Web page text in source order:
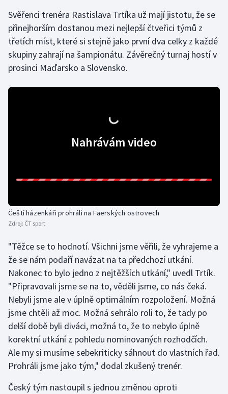
Házená
Jezdectví
Judo
Motorsport
Olympijské hry
Plavání
Plážový volejbal
Ragby
Rychlobruslení
Rychlostní kanoistika
Svěřenci trenéra Rastislava Trtíka už mají jistotu, že se
přinejhorším dostanou mezi nejlepší čtveřici týmů z
třetích míst, které si stejně jako první dva celky z každé
skupiny zahrají na šampionátu. Závěrečný turnaj hostí v
prosinci Maďarsko a Slovensko.
Nahrávám video
Čeští házenkáři prohráli na Faerských ostrovech
Zdroj: ČT sport
"Těžce se to hodnotí. Všichni jsme věřili, že vyhrajeme a
že se nám podaří navázat na ta předchozí utkání.
Nakonec to bylo jedno z nejtěžších utkání," uvedl Trtík.
"Připravovali jsme se na to, věděli jsme, co nás čeká.
Nebyli jsme ale v úplně optimálním rozpoložení. Možná
jsme chtěli až moc. Možná sehrálo roli to, že tady po
delší době byli diváci, možná to, že to nebylo úplně
korektní utkání z pohledu nominovaných rozhodčích.
Ale my si musíme sebekriticky sáhnout do vlastních řad.
Prohráli jsme jako tým," dodal zkušený trenér.
Český tým nastoupil s jednou změnou oproti